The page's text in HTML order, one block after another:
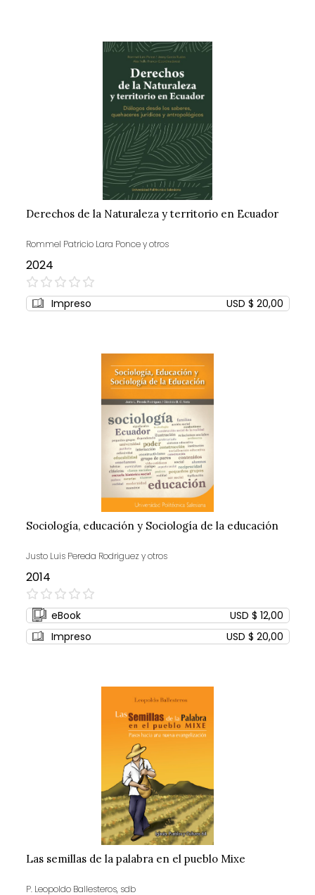
Derechos de la Naturaleza y territorio en Ecuador
Rommel Patricio Lara Ponce y otros
2024
0%
Impreso USD $ 20,00
Sociología, educación y Sociología de la educación
Justo Luis Pereda Rodriguez y otros
2014
0%
eBook
USD $ 12,00
Impreso
USD $ 20,00
Las semillas de la palabra en el pueblo Mixe
P. Leopoldo Ballesteros, sdb